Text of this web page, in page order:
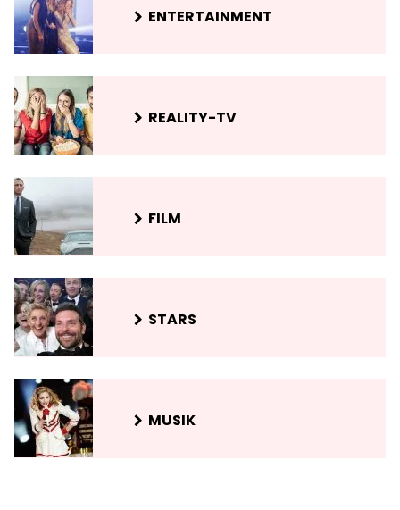
ENTERTAINMENT
REALITY-TV
FILM
STARS
MUSIK